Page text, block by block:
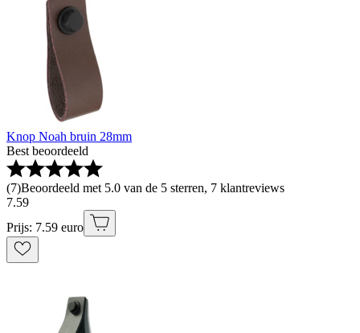
Knop Noah bruin 28mm
Best beoordeeld
(7)Beoordeeld met 5.0 van de 5 sterren, 7 klantreviews
7.59
Prijs: 7.59 euro